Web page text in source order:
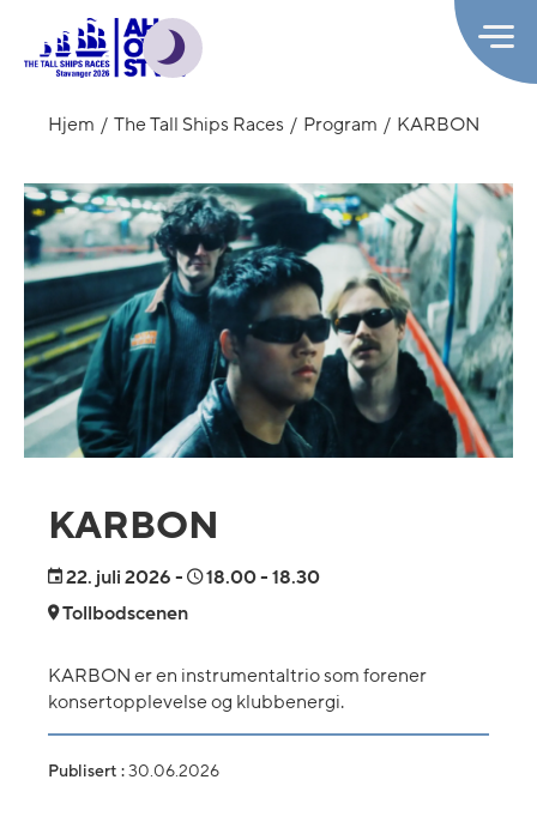
Hjem The Tall Ships Races Program KARBON
KARBON
22. juli 2026 - 18.00- 18.30
Tollbodscenen
KARBON er en instrumentaltrio som forener
konsertopplevelse og klubbenergi.
Publisert : 30.06.2026